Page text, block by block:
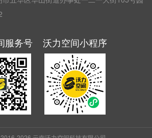
服务号 沃力空间小程序